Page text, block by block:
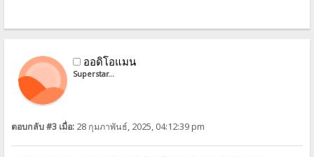
ออดิโอแมน
Superstar...
ตอบกลับ #3 เมื่อ: 28 กุมภาพันธ์, 2025, 04:12:39 pm